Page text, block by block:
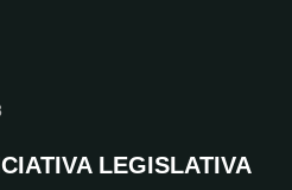
LEGISLATIVA